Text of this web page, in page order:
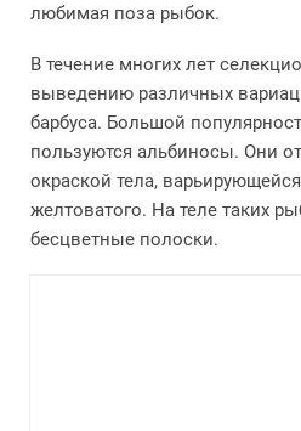
любимая поза рыбок.
В течение многих лет
выведению различных
барбуса. Большой
пользуются альбиносы. Они
окраской тела,
желтоватого. На теле таких
бесцветные полоски.